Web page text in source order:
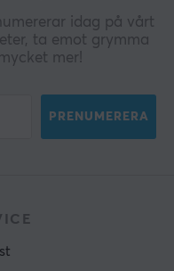
idag på vårt
ta emot grymma
mer!
PRENUMERERA